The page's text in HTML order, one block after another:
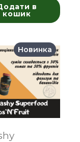
в
кошик
Новинка